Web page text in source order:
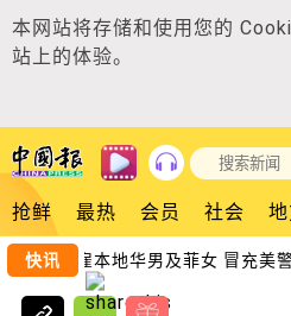
本网站将存储和使用您的
站上的体验。
抢鲜 最热 会员 社会
快讯
首脑雇本地华男及菲女 冒充美警